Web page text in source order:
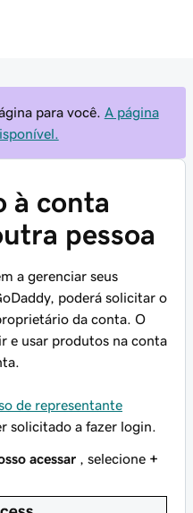
para você.
A página
à conta
pessoa
a gerenciar seus
poderá solicitar o
da conta. O
e usar produtos na conta
de representante
solicitado a fazer login.
acessar , selecione +